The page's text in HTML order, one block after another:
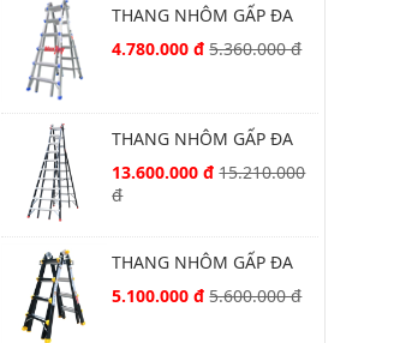
THANG NHÔM GẤP ĐA
NĂNG NIKAWA NKE-46
4.780.000 đ5.360.000 đ
THANG NHÔM GẤP ĐA
NĂNG NIKAWA NKB-50
13.600.000 đ15.210.000
đ
THANG NHÔM GẤP ĐA
NĂNG NIKAWA NKB-44
5.100.000 đ5.600.000 đ